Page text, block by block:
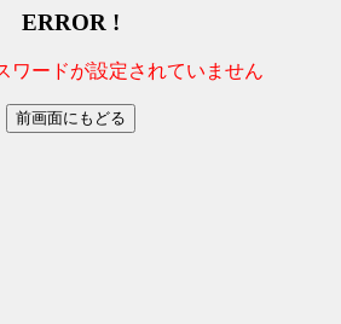
ERROR !
ワードが設定されていません